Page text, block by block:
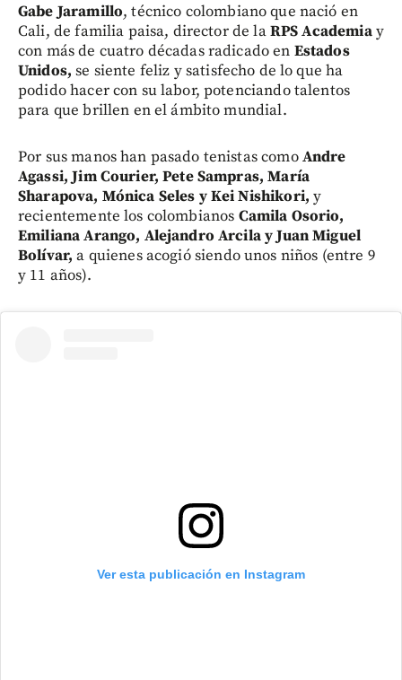
Gabe Jaramillo, técnico colombiano que nació en
Cali, de familia paisa, director de laRPS Academiay
con más de cuatro décadas radicado en Estados
Unidos, se siente feliz y satisfecho de lo que ha
podido hacer con su labor, potenciando talentos
para que brillen en el ámbito mundial.
Por sus manos han pasado tenistas comoAndre
Agassi, Jim Courier, Pete Sampras, María
Sharapova, Mónica Seles y Kei Nishikori, y
recientemente los colombianos Camila Osorio,
Emiliana Arango, Alejandro Arcila y Juan Miguel
Bolívar, a quienes acogió siendo unos niños (entre 9
y 11 años).
Ver esta publicación en Instagram